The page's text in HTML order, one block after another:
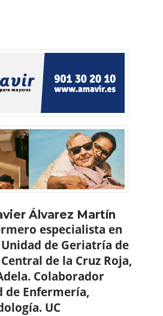
Álvarez Martín
especialista en
de Geriatría de
de la Cruz Roja,
Colaborador
de Enfermería,
UC